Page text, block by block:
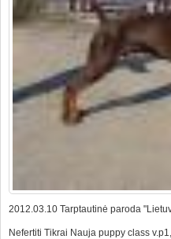
2012.03.10 Tarptautinė paroda
Nefertiti Tikrai Nauja puppy class